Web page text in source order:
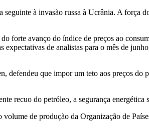
à invasão russa à Ucrânia. A força
forte avanço do índice de preços ao
de analistas para o mês de
defendeu que impor um teto aos preços
recuo do petróleo, a segurança energética
de produção da Organização de